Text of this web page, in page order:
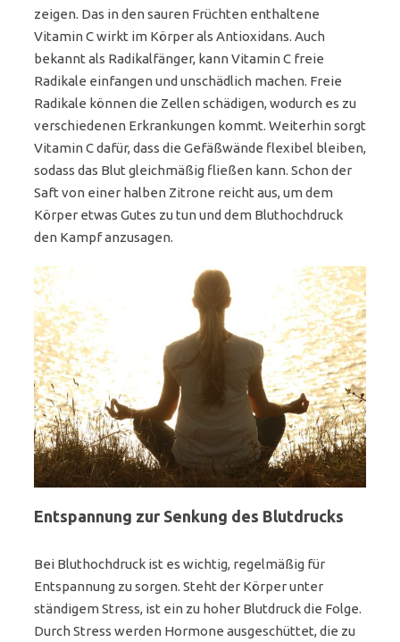
zeigen. Das in den sauren Früchten enthaltene
Vitamin C wirkt im Körper als Antioxidans. Auch
bekannt als Radikalfänger, kann Vitamin C freie
Radikale einfangen und unschädlich machen. Freie
Radikale können die Zellen schädigen, wodurch es zu
verschiedenen Erkrankungen kommt. Weiterhin sorgt
Vitamin C dafür, dass die Gefäßwände flexibel bleiben,
sodass das Blut gleichmäßig fließen kann. Schon der
Saft von einer halben Zitrone reicht aus, um dem
Körper etwas Gutes zu tun und dem Bluthochdruck
den Kampf anzusagen.
Entspannung zur Senkung des Blutdrucks
Bei Bluthochdruck ist es wichtig, regelmäßig für
Entspannung zu sorgen. Steht der Körper unter
ständigem Stress, ist ein zu hoher Blutdruck die Folge.
Durch Stress werden Hormone ausgeschüttet, die zu